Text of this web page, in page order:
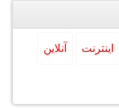
اینترنت آنلاین